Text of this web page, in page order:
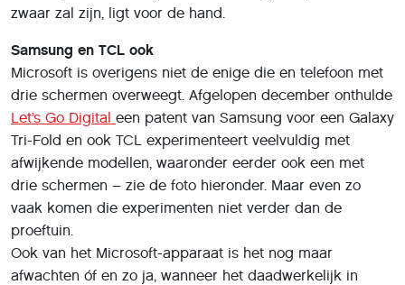
zwaar zal zijn, ligt voor de hand.
Samsung en TCL ook
Microsoft is overigens niet de enige die en telefoon met
drie schermen overweegt. Afgelopen december onthulde
Let’s Go Digital een patent van Samsung voor een Galaxy
Tri-Fold en ook TCL experimenteert veelvuldig met
afwijkende modellen, waaronder eerder ook een met
drie schermen – zie de foto hieronder. Maar even zo
vaak komen die experimenten niet verder dan de
proeftuin.
Ook van het Microsoft-apparaat is het nog maar
afwachten óf en zo ja, wanneer het daadwerkelijk in